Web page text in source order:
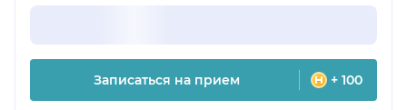
Записаться на прием + 100